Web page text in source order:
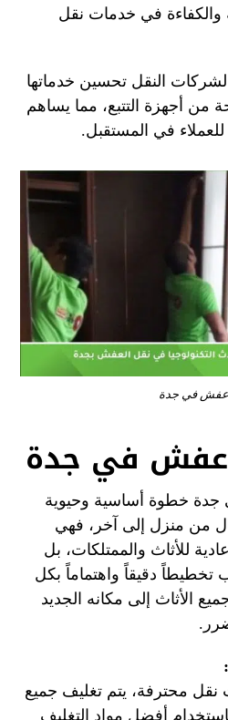
والكفاءة في خدمات نقل
النقل تحسين خدماتها
من أجهزة التتبع، مما يساهم
في المستقبل.
عفش في جدة
عفش في جدة
خطوة أساسية وحيوية
من منزل إلى آخر، فهي
للأثاث والممتلكات، بل
دقيقاً واهتماماً بكل
الأثاث إلى مكانه الجديد
نقل محترفة، يتم تغليف جميع
أفضل مواد التغليف